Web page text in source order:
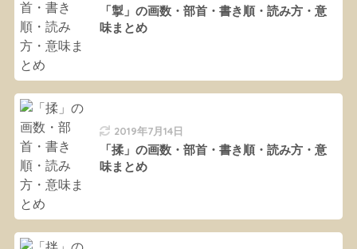
「掣」の画数・部首・書き順・読み方・意
味まとめ
2019年7月14日
「揉」の画数・部首・書き順・読み方・意
味まとめ